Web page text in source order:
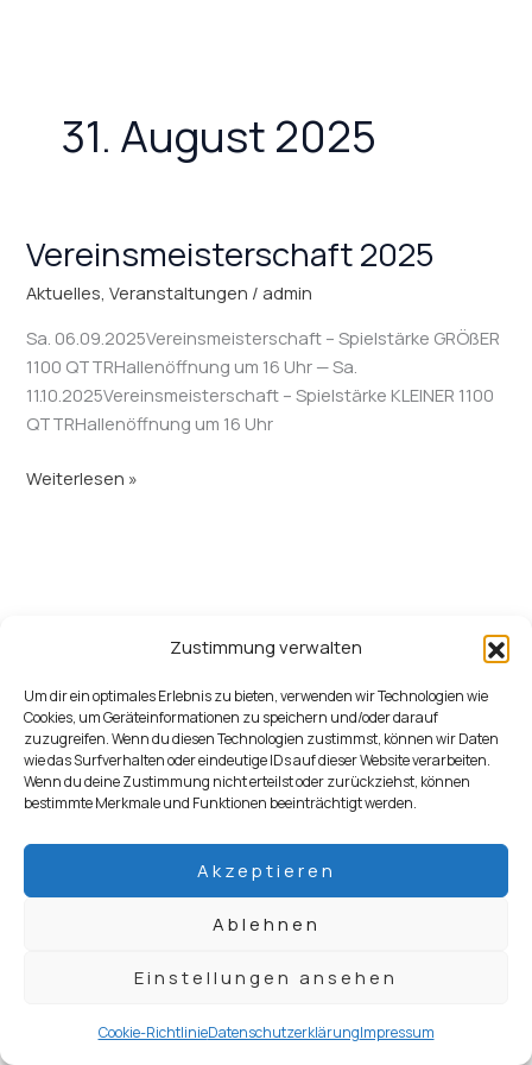
Zustimmung verwalten
Um dir ein optimales Erlebnis zu bieten, verwenden wir Technologien wie
Cookies, um Geräteinformationen zu speichern und/oder darauf
zuzugreifen. Wenn du diesen Technologien zustimmst, können wir Daten
wie das Surfverhalten oder eindeutige IDs auf dieser Website verarbeiten.
Wenn du deine Zustimmung nicht erteilst oder zurückziehst, können
bestimmte Merkmale und Funktionen beeinträchtigt werden.
Akzeptieren
Ablehnen
Einstellungen ansehen
Cookie-RichtlinieDatenschutzerklärungImpressum
31. August 2025
Vereinsmeisterschaft 2025
Aktuelles,Veranstaltungen / admin
Sa. 06.09.2025Vereinsmeisterschaft – Spielstärke GRÖßER
1100 QTTRHallenöffnung um 16 Uhr — Sa.
11.10.2025Vereinsmeisterschaft – Spielstärke KLEINER 1100
QTTRHallenöffnung um 16 Uhr
Vereinsmeisterschaft
2025
Weiterlesen »
Datenschutzerklärung
Impressum
Cookie-Richtlinie (EU)